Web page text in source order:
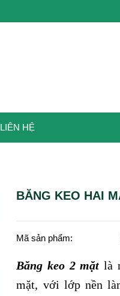
LIÊN HỆ
BĂNG KEO HAI
Mã sản phẩm:
Băng keo 2 mặt là
mặt, với lớp nền